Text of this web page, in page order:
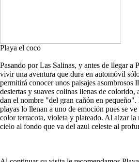
Playa el coco
Pasando por Las Salinas, y antes de llegar a
vivir una aventura que dura en automóvil
permitirá conocer unos paisajes asombrosos
desiertas y suaves colinas llenas de colorido,
dan el nombre "del gran cañón en pequeño".
playas lo llenan a uno de emoción pues se
color terracota, violeta y plateado. Al alzar la
cielo al fondo que va del azul celeste al